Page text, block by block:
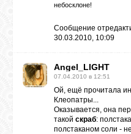
небосклоне!
Сообщение
30.03.2010, 10:09
Angel_LIGHT
07.04.2010 в 12:51
Ой, ещё прочитала
Клеопатры...
Оказывается, она
такой скраб:
полстаканом соли -